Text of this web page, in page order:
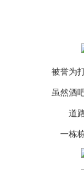
被誉为
虽然酒
道
一栋